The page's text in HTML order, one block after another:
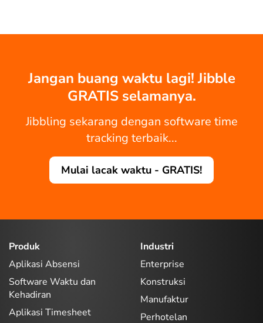
Jangan buang waktu lagi! Jibble
GRATIS selamanya.
Jibbling sekarang dengan software time
tracking terbaik...
Mulai lacak waktu - GRATIS!
Produk
Aplikasi Absensi
Software Waktu dan
Kehadiran
Aplikasi Timesheet
Industri
Enterprise
Konstruksi
Manufaktur
Perhotelan